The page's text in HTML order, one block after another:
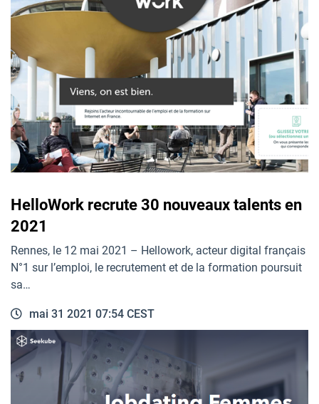
HelloWork recrute 30 nouveaux talents en
2021
Rennes, le 12 mai 2021 – Hellowork, acteur digital français
N°1 sur l’emploi, le recrutement et de la formation poursuit
sa…
mai 31 2021 07:54 CEST